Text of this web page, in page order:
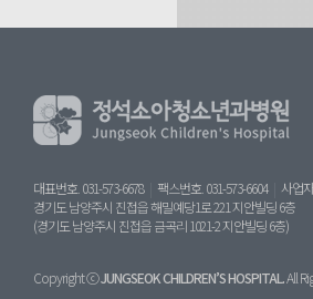
대표번호. 031-573-6678 팩스번호. 031-573-6604
사업
경기도 남양주시 진접읍 해밀예당1로 221 지안빌딩 6층
(경기도 남양주시 진접읍 금곡리 1021-2 지안빌딩 6층)
Copyright ⓒJUNGSEOK CHILDREN’S HOSPITAL.All